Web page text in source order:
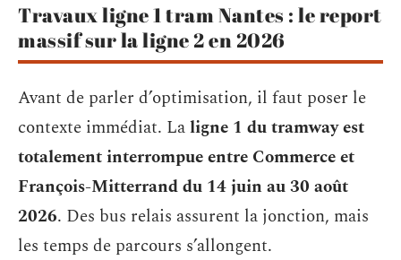
Travaux ligne 1 tram Nantes : le report
massif sur la ligne 2 en 2026
Avant de parler d’optimisation, il faut poser le
contexte immédiat. Laligne 1 du tramway est
totalement interrompue entre Commerce et
François-Mitterrand du 14 juin au 30 août
2026. Des bus relais assurent la jonction, mais
les temps de parcours s’allongent.